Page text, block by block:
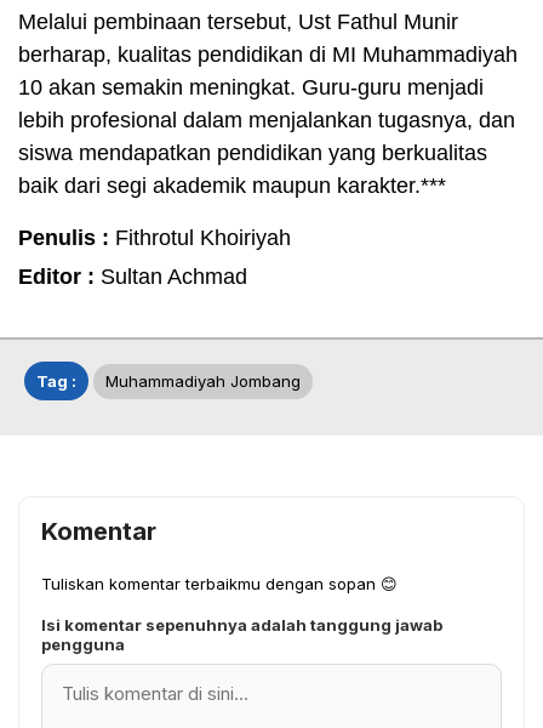
Melalui pembinaan tersebut, Ust Fathul Munir
berharap, kualitas pendidikan di MI Muhammadiyah
10 akan semakin meningkat. Guru-guru menjadi
lebih profesional dalam menjalankan tugasnya, dan
siswa mendapatkan pendidikan yang berkualitas
baik dari segi akademik maupun karakter.***
Penulis : Fithrotul Khoiriyah
Editor : Sultan Achmad
Tag : Muhammadiyah Jombang
Komentar
Tuliskan komentar terbaikmu dengan sopan 😊
Isi komentar sepenuhnya adalah tanggung jawab
pengguna